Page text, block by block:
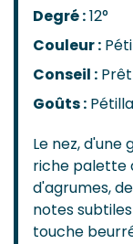
Degré :12°
Couleur :
Conseil :
Goûts :
Le nez,
riche palette
d'agrumes,
notes
touche